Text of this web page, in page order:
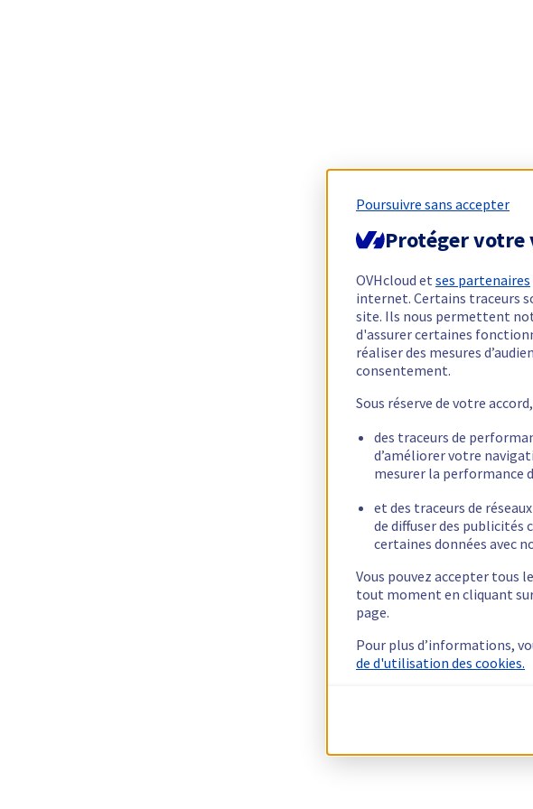
Poursuivre sans accepter
Protéger
OVHcloud et ses partenaires
internet. Certains traceurs
site. Ils nous permettent
d'assurer certaines
réaliser des mesures
consentement.
Sous réserve de votre
des traceurs de
d’améliorer votre
mesurer la performance
et des traceurs de
de diffuser des publicités
certaines données avec
Vous pouvez accepter tous
tout moment en cliquant sur
page.
Pour plus d’informations,
de d'utilisation des cookies.